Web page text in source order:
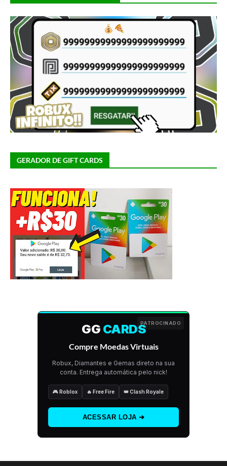
GERADOR DE GIFT CARDS
PATROCINADO
GG CARDS
Compre Moedas Virtuais
Robux, Diamantes e Gemas direto na sua
conta. Entrega automática pelo nick!
🎮 Roblox 🔥 Free Fire 👑 Clash Royale
ACESSAR LOJA ➔